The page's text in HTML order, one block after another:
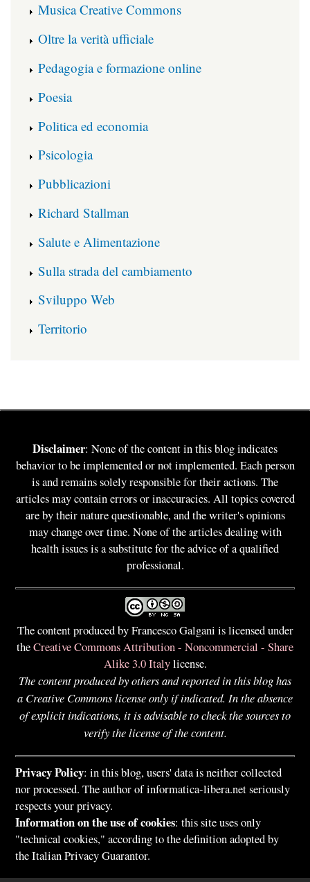
Musica Creative Commons
Oltre la verità ufficiale
Pedagogia e formazione online
Poesia
Politica ed economia
Psicologia
Pubblicazioni
Richard Stallman
Salute e Alimentazione
Sulla strada del cambiamento
Sviluppo Web
Territorio
Disclaimer: None of the content in this blog indicates
behavior to be implemented or not implemented. Each person
is and remains solely responsible for their actions. The
articles may contain errors or inaccuracies. All topics covered
are by their nature questionable, and the writer's opinions
may change over time. None of the articles dealing with
health issues is a substitute for the advice of a qualified
professional.
The content produced by Francesco Galgani is licensed under
theCreative Commons Attribution - Noncommercial - Share
Alike 3.0 Italylicense.
The content produced by others and reported in this blog has
a Creative Commons license only if indicated. In the absence
of explicit indications, it is advisable to check the sources to
verify the license of the content.
Privacy Policy: in this blog, users' data is neither collected
nor processed. The author of informatica-libera.net seriously
respects your privacy.
Information on the use of cookies: this site uses only
"technical cookies," according to the definition adopted by
the Italian Privacy Guarantor.